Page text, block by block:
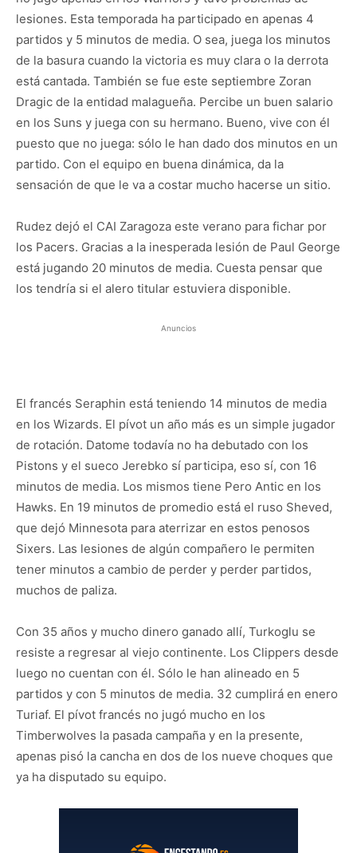
lesiones. Esta temporada ha participado en apenas 4
partidos y 5 minutos de media. O sea, juega los minutos
de la basura cuando la victoria es muy clara o la derrota
está cantada. También se fue este septiembre Zoran
Dragic de la entidad malagueña. Percibe un buen salario
en los Suns y juega con su hermano. Bueno, vive con él
puesto que no juega: sólo le han dado dos minutos en un
partido. Con el equipo en buena dinámica, da la
sensación de que le va a costar mucho hacerse un sitio.
Rudez dejó el CAI Zaragoza este verano para fichar por
los Pacers. Gracias a la inesperada lesión de Paul George
está jugando 20 minutos de media. Cuesta pensar que
los tendría si el alero titular estuviera disponible.
Anuncios
El francés Seraphin está teniendo 14 minutos de media
en los Wizards. El pívot un año más es un simple jugador
de rotación. Datome todavía no ha debutado con los
Pistons y el sueco Jerebko sí participa, eso sí, con 16
minutos de media. Los mismos tiene Pero Antic en los
Hawks. En 19 minutos de promedio está el ruso Sheved,
que dejó Minnesota para aterrizar en estos penosos
Sixers. Las lesiones de algún compañero le permiten
tener minutos a cambio de perder y perder partidos,
muchos de paliza.
Con 35 años y mucho dinero ganado allí, Turkoglu se
resiste a regresar al viejo continente. Los Clippers desde
luego no cuentan con él. Sólo le han alineado en 5
partidos y con 5 minutos de media. 32 cumplirá en enero
Turiaf. El pívot francés no jugó mucho en los
Timberwolves la pasada campaña y en la presente,
apenas pisó la cancha en dos de los nueve choques que
ya ha disputado su equipo.